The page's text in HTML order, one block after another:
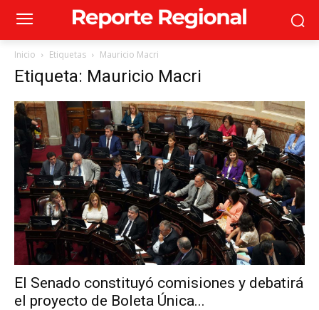
Inicio Etiquetas Mauricio Macri
Etiqueta: Mauricio Macri
El Senado constituyó comisiones y debatirá
el proyecto de Boleta Única...